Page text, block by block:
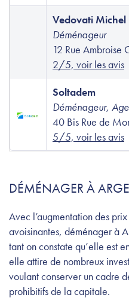
Vedovati Michel
Déménageur
12 Rue
2/5, voir les avis
Soltadem
Déménageur,
40 Bis Rue de
5/5, voir les avis
DÉMÉNAGER À
Avec l’augmentation des
avoisinantes, déménager à
tant on constate qu’elle est
elle attire de nombreux
voulant conserver un cadre
prohibitifs de la capitale.